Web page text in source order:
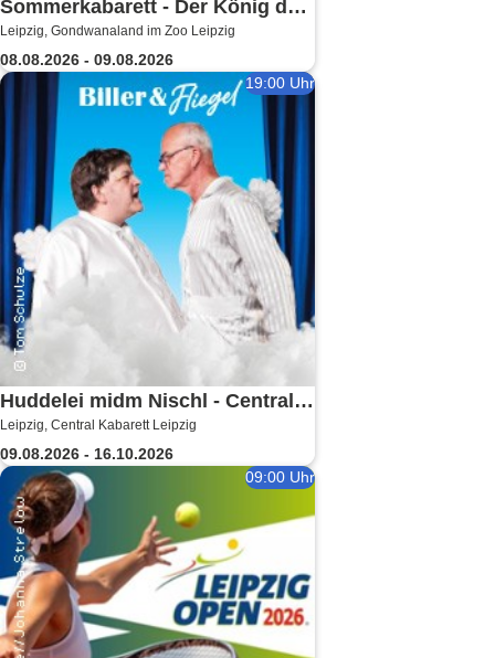
Sommerkabarett - Der König der
Blöden 2 | Central Kabarett
Leipzig
Leipzig, Gondwanaland im Zoo Leipzig
08.08.2026 - 09.08.2026
19:00 Uhr
Huddelei midm Nischl - Central
Kabarett Leipzig
Leipzig, Central Kabarett Leipzig
09.08.2026 - 16.10.2026
09:00 Uhr